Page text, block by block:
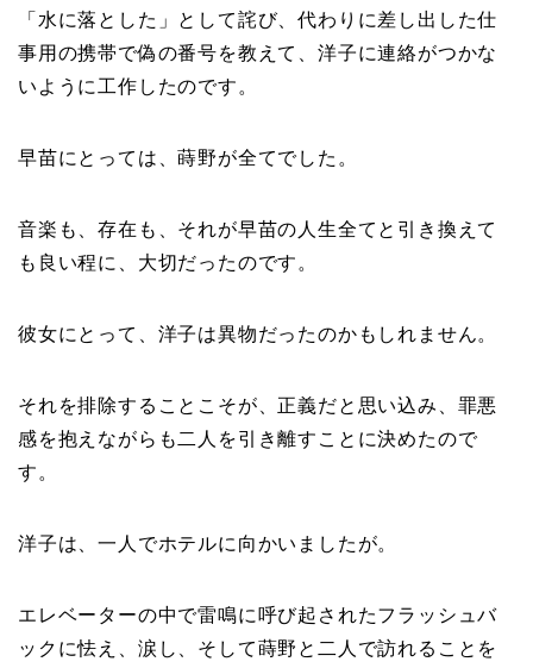
「水に落とした」として詫び、代わりに差し出した仕
事用の携帯で偽の番号を教えて、洋子に連絡がつかな
いように工作したのです。
早苗にとっては、蒔野が全てでした。
音楽も、存在も、それが早苗の人生全てと引き換えて
も良い程に、大切だったのです。
彼女にとって、洋子は異物だったのかもしれません。
それを排除することこそが、正義だと思い込み、罪悪
感を抱えながらも二人を引き離すことに決めたので
す。
洋子は、一人でホテルに向かいましたが。
エレベーターの中で雷鳴に呼び起されたフラッシュバ
ックに怯え、涙し、そして蒔野と二人で訪れることを